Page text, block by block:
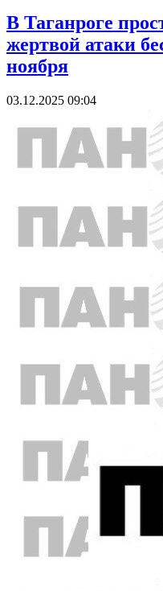
В Таганроге
жертвой атаки
ноября
03.12.2025 09:04